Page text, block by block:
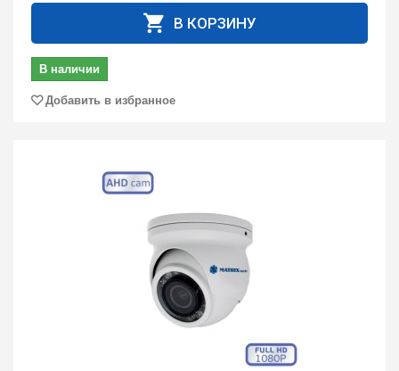
В КОРЗИНУ
В наличии
Добавить в избранное